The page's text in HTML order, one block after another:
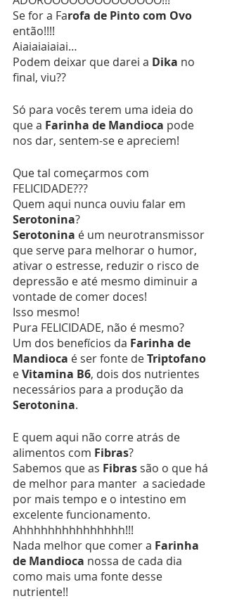
Se for a Farofa de Pinto com Ovo
então!!!!
Aiaiaiaiaiai…
Podem deixar que darei a Dika no
final, viu??
Só para vocês terem uma ideia do
que a Farinha de Mandioca pode
nos dar, sentem-se e apreciem!
Que tal começarmos com
FELICIDADE???
Quem aqui nunca ouviu falar em
Serotonina?
Serotonina é um neurotransmissor
que serve para melhorar o humor,
ativar o estresse, reduzir o risco de
depressão e até mesmo diminuir a
vontade de comer doces!
Isso mesmo!
Pura FELICIDADE, não é mesmo?
Um dos benefícios da Farinha de
Mandioca é ser fonte de Triptofano
e Vitamina B6, dois dos nutrientes
necessários para a produção da
Serotonina.
E quem aqui não corre atrás de
alimentos com Fibras?
Sabemos que as Fibras são o que há
de melhor para manter  a saciedade
por mais tempo e o intestino em
excelente funcionamento.
Ahhhhhhhhhhhhhhh!!!
Nada melhor que comer a Farinha
de Mandioca nossa de cada dia
como mais uma fonte desse
nutriente!!